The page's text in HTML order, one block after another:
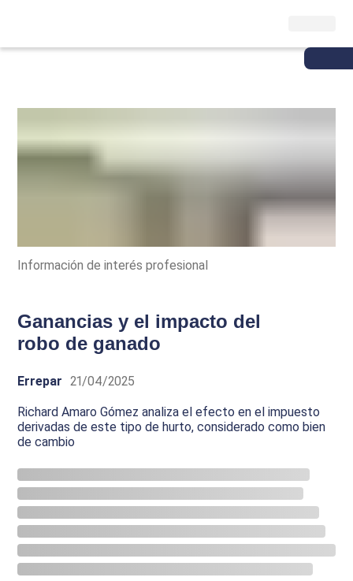
Información de interés profesional
Ganancias y el impacto del
robo de ganado
Errepar 21/04/2025
Richard Amaro Gómez analiza el efecto en el impuesto
derivadas de este tipo de hurto, considerado como bien
de cambio